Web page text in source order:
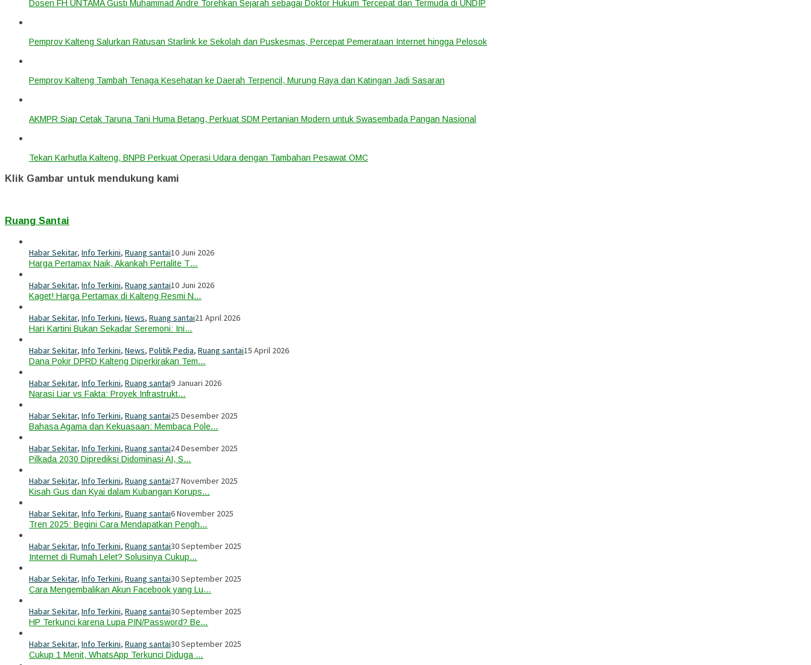
Dosen FH UNTAMA Gusti Muhammad Andre Torehkan Sejarah sebagai Doktor Hukum Tercepat dan Termuda di UNDIP
Pemprov Kalteng Salurkan Ratusan Starlink ke Sekolah dan Puskesmas, Percepat Pemerataan Internet hingga Pelosok
Pemprov Kalteng Tambah Tenaga Kesehatan ke Daerah Terpencil, Murung Raya dan Katingan Jadi Sasaran
AKMPR Siap Cetak Taruna Tani Huma Betang, Perkuat SDM Pertanian Modern untuk Swasembada Pangan Nasional
Tekan Karhutla Kalteng, BNPB Perkuat Operasi Udara dengan Tambahan Pesawat OMC
Klik Gambar untuk mendukung kami
Ruang Santai
Habar Sekitar, Info Terkini, Ruang santai10 Juni 2026
Harga Pertamax Naik, Akankah Pertalite T…
Habar Sekitar, Info Terkini, Ruang santai10 Juni 2026
Kaget! Harga Pertamax di Kalteng Resmi N…
Habar Sekitar, Info Terkini, News, Ruang santai21 April 2026
Hari Kartini Bukan Sekadar Seremoni: Ini…
Habar Sekitar, Info Terkini, News, Politik Pedia, Ruang santai15 April 2026
Dana Pokir DPRD Kalteng Diperkirakan Tem…
Habar Sekitar, Info Terkini, Ruang santai9 Januari 2026
Narasi Liar vs Fakta: Proyek Infrastrukt…
Habar Sekitar, Info Terkini, Ruang santai25 Desember 2025
Bahasa Agama dan Kekuasaan: Membaca Pole…
Habar Sekitar, Info Terkini, Ruang santai24 Desember 2025
Pilkada 2030 Diprediksi Didominasi AI, S…
Habar Sekitar, Info Terkini, Ruang santai27 November 2025
Kisah Gus dan Kyai dalam Kubangan Korups…
Habar Sekitar, Info Terkini, Ruang santai6 November 2025
Tren 2025: Begini Cara Mendapatkan Pengh…
Habar Sekitar, Info Terkini, Ruang santai30 September 2025
Internet di Rumah Lelet? Solusinya Cukup…
Habar Sekitar, Info Terkini, Ruang santai30 September 2025
Cara Mengembalikan Akun Facebook yang Lu…
Habar Sekitar, Info Terkini, Ruang santai30 September 2025
HP Terkunci karena Lupa PIN/Password? Be…
Habar Sekitar, Info Terkini, Ruang santai30 September 2025
Cukup 1 Menit, WhatsApp Terkunci Diduga …